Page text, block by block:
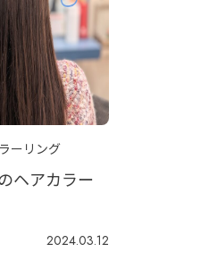
ーリング
ヘアカラー
2024.03.12